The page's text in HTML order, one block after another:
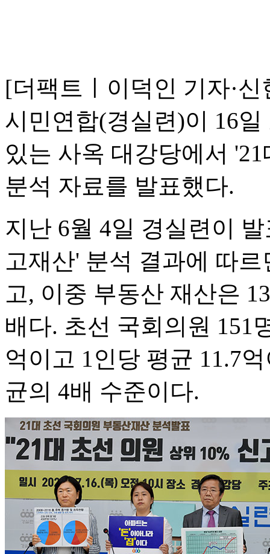
[더팩트ㅣ이덕인 기자·
시민연합(경실련)이 16
있는 사옥 대강당에서
분석 자료를 발표했다.
지난 6월 4일 경실련이
고재산' 분석 결과에 따
고, 이중 부동산 재산은
배다. 초선 국회의원 151
억이고 1인당 평균 11.7
균의 4배 수준이다.